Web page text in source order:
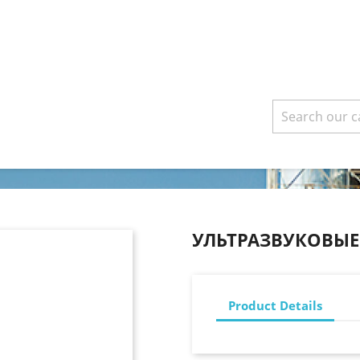
Product Details